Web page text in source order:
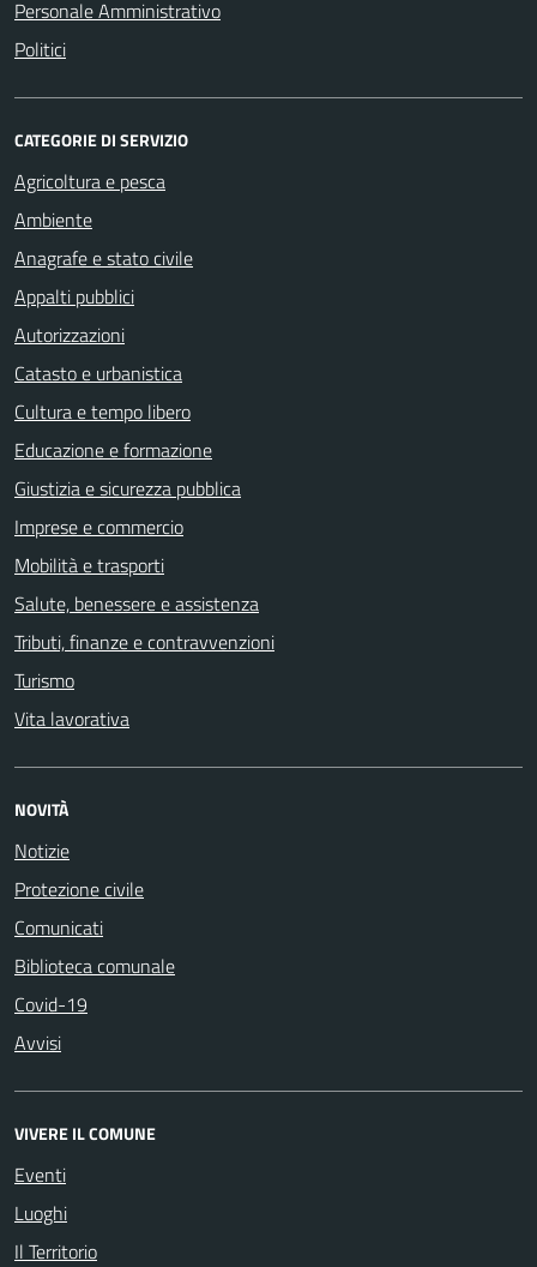
Personale Amministrativo
Politici
CATEGORIE DI SERVIZIO
Agricoltura e pesca
Ambiente
Anagrafe e stato civile
Appalti pubblici
Autorizzazioni
Catasto e urbanistica
Cultura e tempo libero
Educazione e formazione
Giustizia e sicurezza pubblica
Imprese e commercio
Mobilità e trasporti
Salute, benessere e assistenza
Tributi, finanze e contravvenzioni
Turismo
Vita lavorativa
NOVITÀ
Notizie
Protezione civile
Comunicati
Biblioteca comunale
Covid-19
Avvisi
VIVERE IL COMUNE
Eventi
Luoghi
Il Territorio